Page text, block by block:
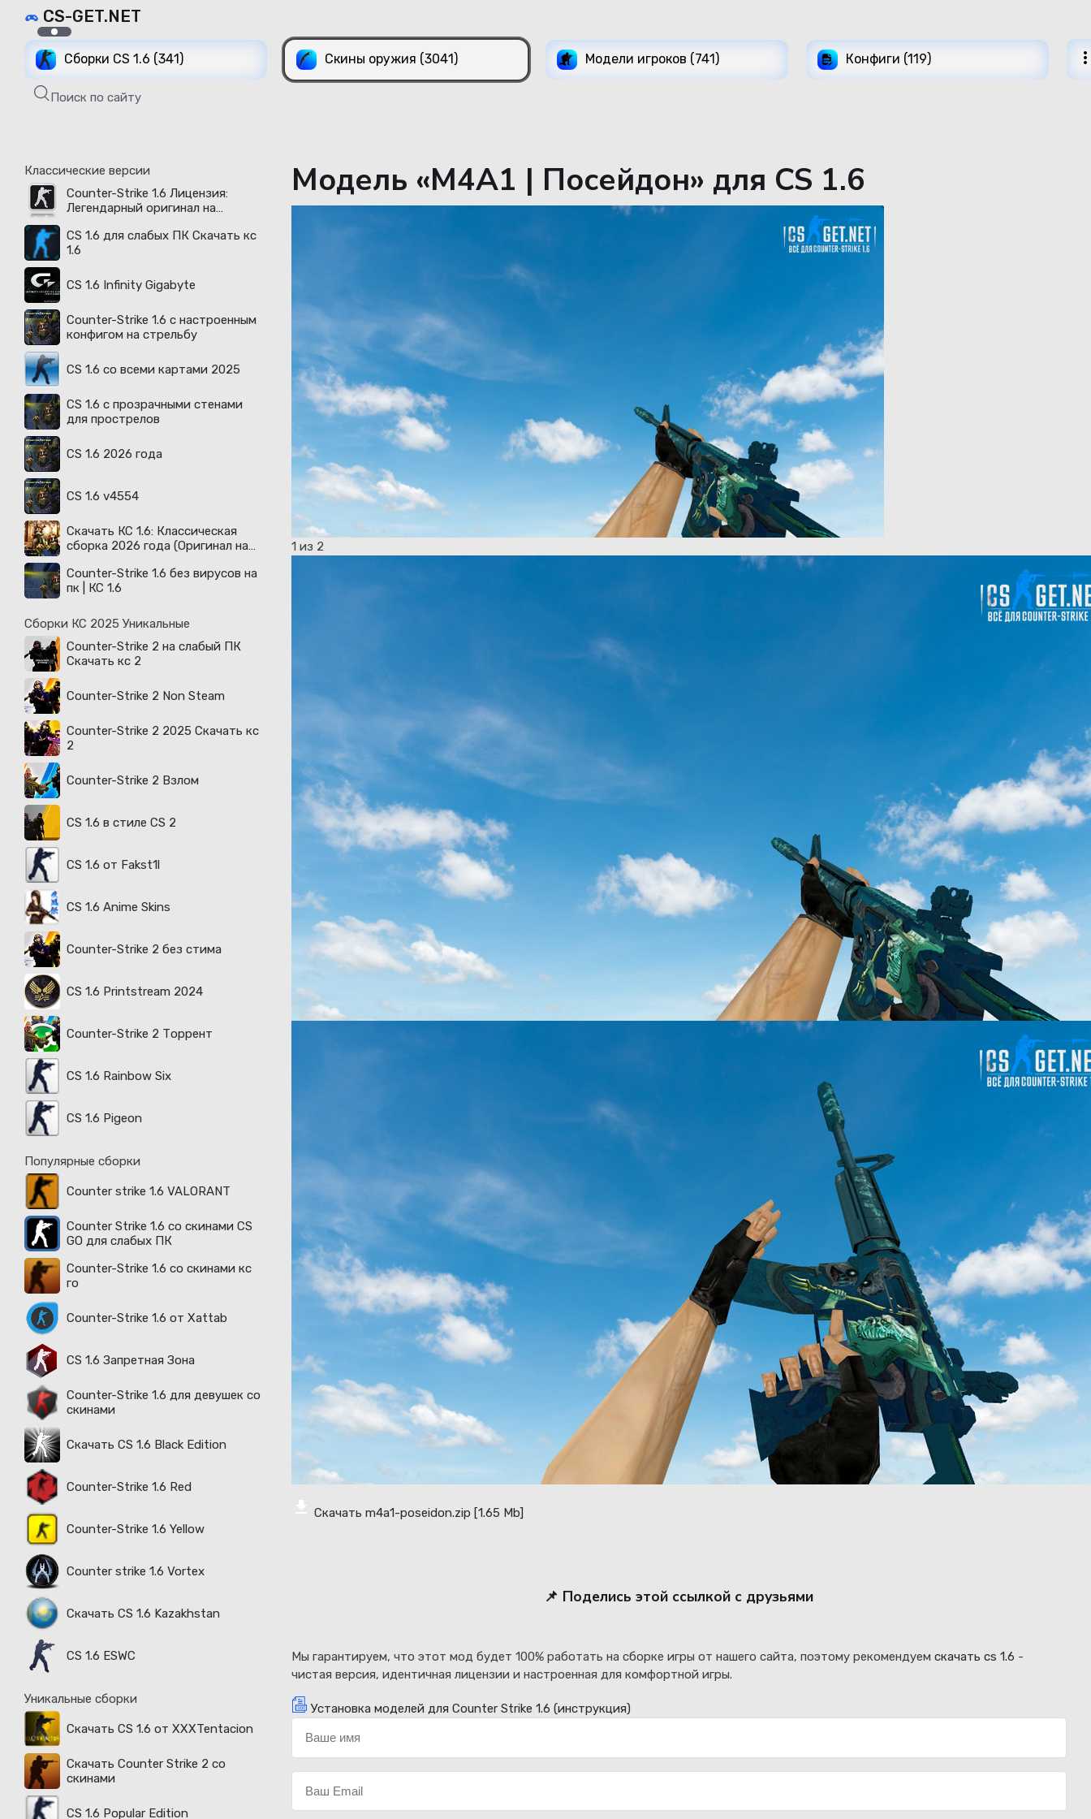
CS-GET.NET
Сборки CS 1.6 (341) Скины оружия (3041) Модели игроков (741) Конфиги (119)
Поиск по сайту
Классические версии
Counter-Strike 1.6 Лицензия:
Легендарный оригинал на
году
CS 1.6 для слабых ПК Скачать кс
1.6
CS 1.6 Infinity Gigabyte
Counter-Strike 1.6 с настроенным
конфигом на стрельбу
CS 1.6 со всеми картами 2025
CS 1.6 с прозрачными стенами
для прострелов
CS 1.6 2026 года
CS 1.6 v4554
Скачать КС 1.6: Классическая
сборка 2026 года (Оригинал на
Counter-Strike 1.6 без вирусов на
пк | КС 1.6
Сборки КС 2025 Уникальные
Counter-Strike 2 на слабый ПК
Скачать кс 2
Counter-Strike 2 Non Steam
Counter-Strike 2 2025 Скачать кс
2
Counter-Strike 2 Взлом
CS 1.6 в стиле CS 2
CS 1.6 от Fakst1l
CS 1.6 Anime Skins
Counter-Strike 2 без стима
CS 1.6 Printstream 2024
Counter-Strike 2 Торрент
CS 1.6 Rainbow Six
CS 1.6 Pigeon
Популярные сборки
Counter strike 1.6 VALORANT
Counter Strike 1.6 со скинами CS
GO для слабых ПК
Counter-Strike 1.6 со скинами кс
го
Counter-Strike 1.6 от Xattab
CS 1.6 Запретная Зона
Counter-Strike 1.6 для девушек со
скинами
Скачать CS 1.6 Black Edition
Counter-Strike 1.6 Red
Counter-Strike 1.6 Yellow
Counter strike 1.6 Vortex
Скачать CS 1.6 Kazakhstan
CS 1.6 ESWC
Уникальные сборки
Скачать CS 1.6 от XXXTentacion
Скачать Counter Strike 2 со
скинами
CS 1.6 Popular Edition
Модель «M4A1 | Посейдон» для CS 1.6
1 из 2
Скачать m4a1-poseidon.zip [1.65 Mb]
📌 Поделись этой ссылкой с друзьями
Мы гарантируем, что этот мод будет 100% работать на сборке игры от нашего сайта, поэтому рекомендуем скачать cs 1.6 -
чистая версия, идентичная лицензии и настроенная для комфортной игры.
Установка моделей для Counter Strike 1.6 (инструкция)